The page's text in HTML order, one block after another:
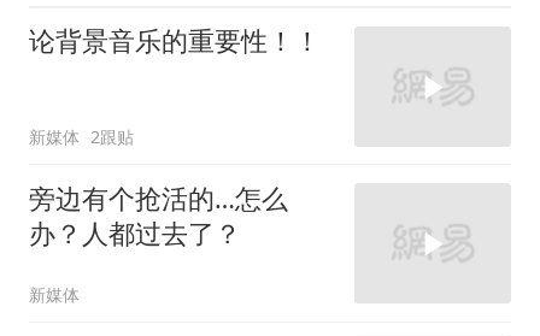
论背景音乐的重要性！！
新媒体 2跟贴
旁边有个抢活的…怎么
办？人都过去了？
新媒体